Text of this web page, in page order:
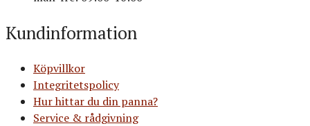
Kundinformation
Köpvillkor
Integritetspolicy
Hur hittar du din panna?
Service & rådgivning